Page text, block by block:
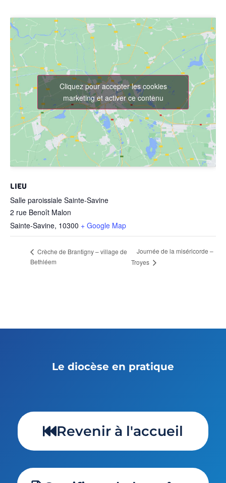
LIEU
Salle paroissiale Sainte-Savine
2 rue Benoît Malon
Sainte-Savine, 10300 + Google Map
Cliquez pour accepter les cookies
marketing et activer ce contenu
Crèche de Brantigny – village de
Bethléem
Journée de la miséricorde –
Troyes
Le diocèse en pratique
Revenir à l'accueil